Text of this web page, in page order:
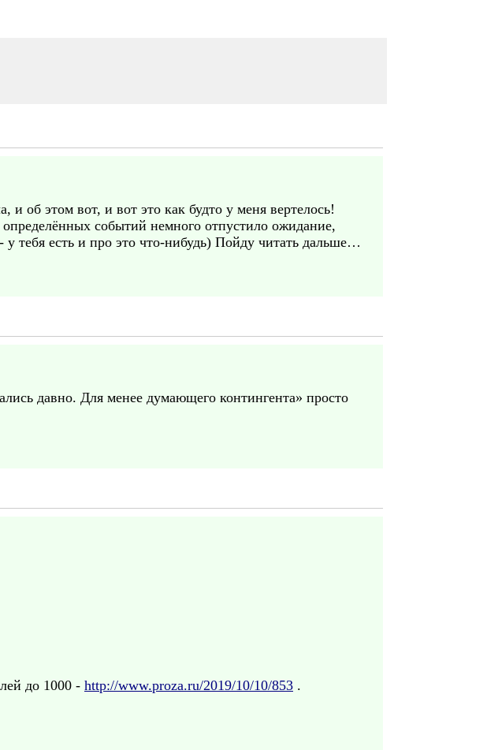
об этом вот, и вот это как будто у меня вертелось!
событий немного отпустило ожидание,
тебя есть и про это что-нибудь) Пойду читать дальше…
давно. Для менее думающего контингента» просто
до 1000 - http://www.proza.ru/2019/10/10/853 .